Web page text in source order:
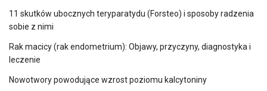
11 skutków ubocznych teryparatydu (Forsteo) i sposoby radzenia
sobie z nimi
Rak macicy (rak endometrium): Objawy, przyczyny, diagnostyka i
leczenie
Nowotwory powodujące wzrost poziomu kalcytoniny